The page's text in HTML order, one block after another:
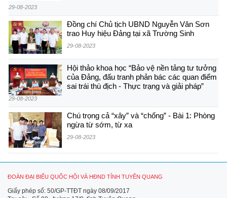
29-08-2023
Đồng chí Chủ tịch UBND Nguyễn Văn Sơn
trao Huy hiệu Đảng tại xã Trường Sinh
29-08-2023
Hội thảo khoa học “Bảo vệ nền tảng tư tưởng
của Đảng, đấu tranh phản bác các quan điểm
sai trái thù địch - Thực trạng và giải pháp”
29-08-2023
Chú trọng cả “xây” và “chống” - Bài 1: Phòng
ngừa từ sớm, từ xa
29-08-2023
ĐOÀN ĐẠI BIỂU QUỐC HỘI VÀ HĐND TỈNH TUYÊN QUANG
Giấy phép số: 50/GP-TTĐT ngày 08/09/2017